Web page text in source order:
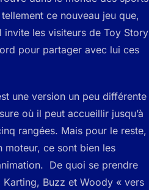
ce nouveau jeu que,
invite les visiteurs de Toy Story
pour partager avec lui ces
une version un peu différente
où il peut accueillir jusqu’à
rangées. Mais pour le reste,
moteur, ce sont bien les
De quoi se prendre
Buzz et Woody « vers